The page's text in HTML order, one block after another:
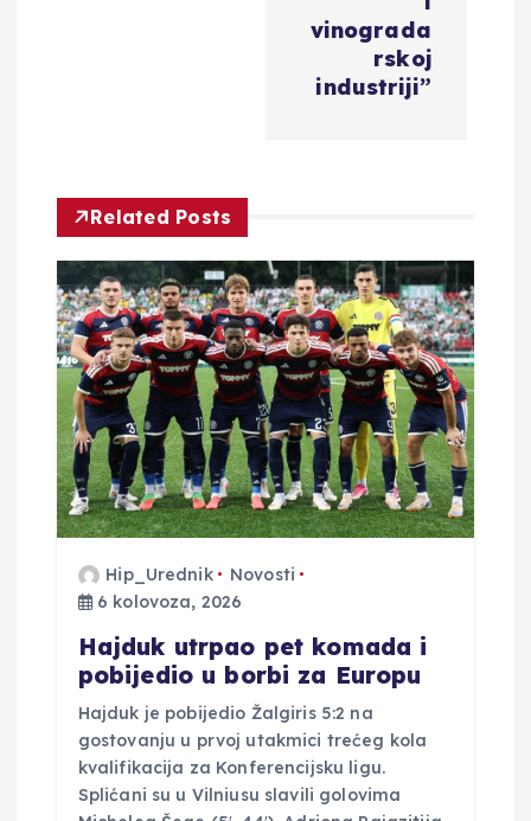
b
a
v
a
vinograda
rskoj
industriji”
Related Posts
Hip_Urednik
Novosti
6 kolovoza, 2026
Hajduk utrpao pet komada i
pobijedio u borbi za Europu
Hajduk je pobijedio Žalgiris 5:2 na
gostovanju u prvoj utakmici trećeg kola
kvalifikacija za Konferencijsku ligu.
Splićani su u Vilniusu slavili golovima